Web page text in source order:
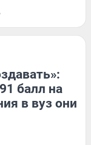
балл на
в вуз они